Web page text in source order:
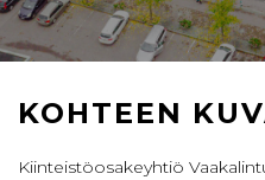
KOHTEEN
Kiinteistöosakeyhtiö